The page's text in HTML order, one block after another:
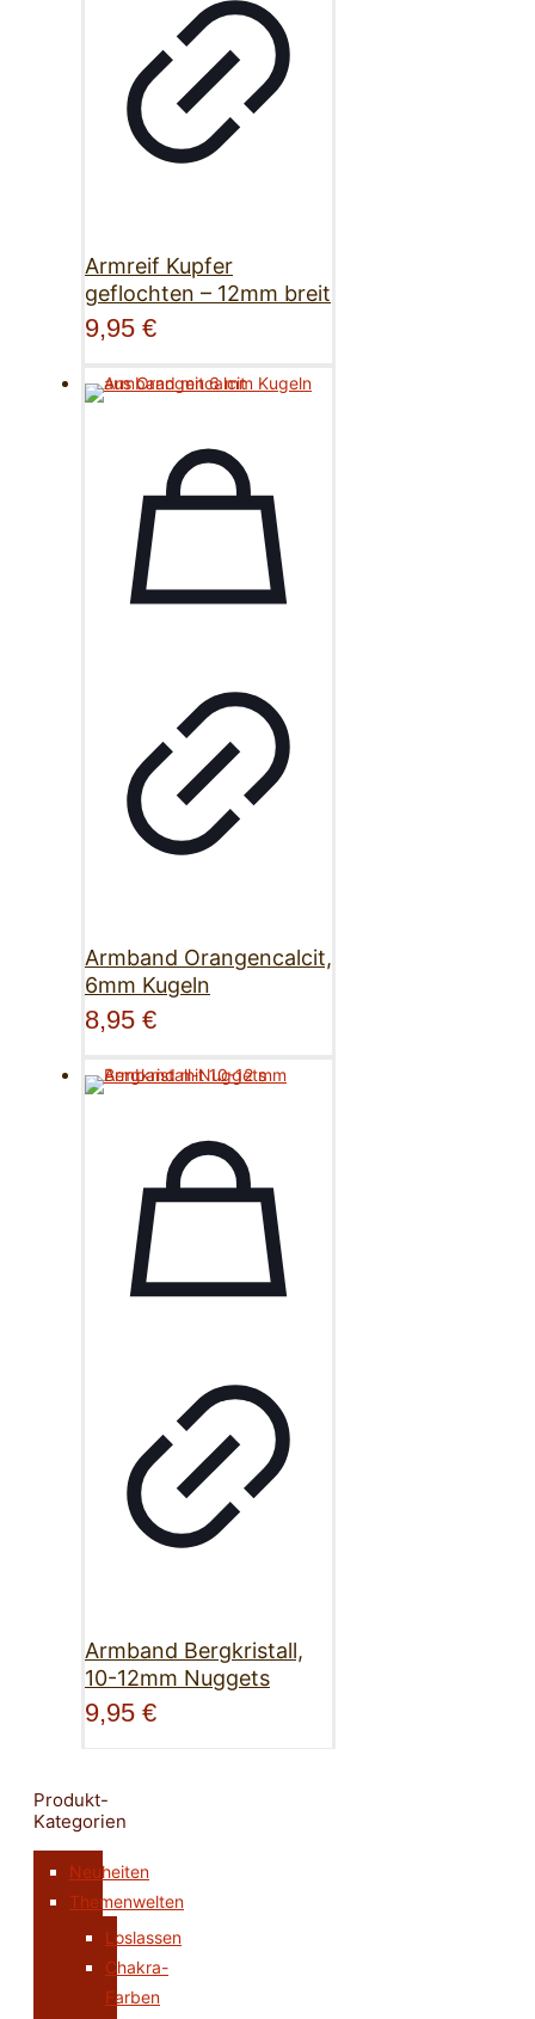
Armreif Kupfer
geflochten – 12mm breit
9,95 €
Armband Orangencalcit,
6mm Kugeln
8,95 €
Armband Bergkristall,
10-12mm Nuggets
9,95 €
Produkt-
Kategorien
Neuheiten
Themenwelten
Loslassen
Chakra-
Farben